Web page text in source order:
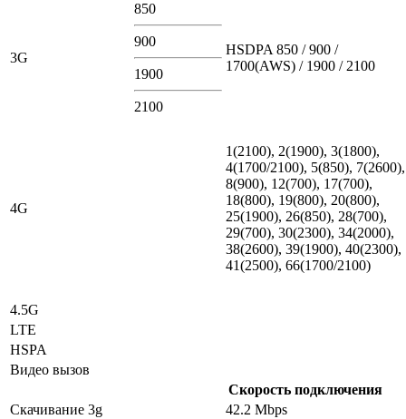
3G
850
900
1900
2100
HSDPA 850 / 900 /
1700(AWS) / 1900 / 2100
4G
1(2100), 2(1900), 3(1800),
4(1700/2100), 5(850), 7(2600),
8(900), 12(700), 17(700),
18(800), 19(800), 20(800),
25(1900), 26(850), 28(700),
29(700), 30(2300), 34(2000),
38(2600), 39(1900), 40(2300),
41(2500), 66(1700/2100)
4.5G
LTE
HSPA
Видео вызов
Скорость подключения
Скачивание 3g
42.2 Mbps